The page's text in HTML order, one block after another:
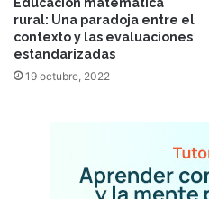
Educación matemática
rural: Una paradoja entre el
contexto y las evaluaciones
estandarizadas
19 octubre, 2022